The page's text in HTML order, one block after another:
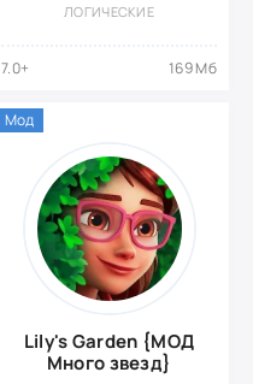
ЛОГИЧЕСКИЕ
7.0+ 169 Мб
Lily's Garden {МОД
Много звезд}
Мод